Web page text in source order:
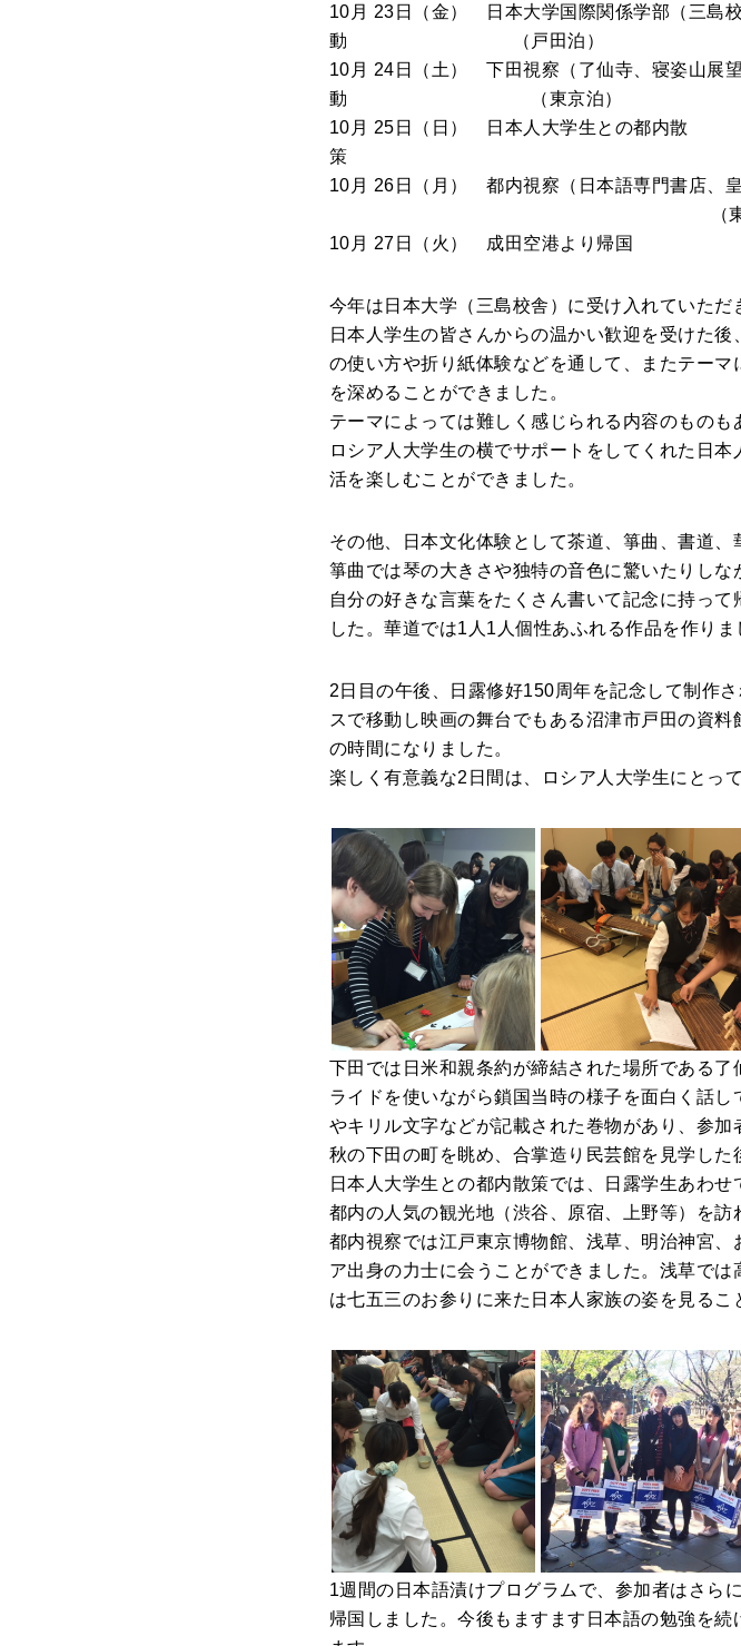
10月 23日（金） 日本大学国際関係学部（三島
動 （戸田泊）
10月 24日（土） 下田視察（了仙寺、寝姿山展
動 （東京泊）
10月 25日（日） 日本人大学生との都内散
策 （東
10月 26日（月） 都内視察（日本語専門書店、皇
（東京泊
10月 27日（火） 成田空港より帰国
今年は日本大学（三島校舎）に受け入れていただ
日本人学生の皆さんからの温かい歓迎を受けた
の使い方や折り紙体験などを通して、またテー
を深めることができました。
テーマによっては難しく感じられる内容のもの
ロシア人大学生の横でサポートをしてくれた日
活を楽しむことができました。
その他、日本文化体験として茶道、箏曲、書道
箏曲では琴の大きさや独特の音色に驚いたりし
自分の好きな言葉をたくさん書いて記念に持っ
した。華道では1人1人個性あふれる作品を作りま
2日目の午後、日露修好150周年を記念して制作
スで移動し映画の舞台でもある沼津市戸田の資
の時間になりました。
楽しく有意義な2日間は、ロシア人大学生にとっ
下田では日米和親条約が締結された場所である
ライドを使いながら鎖国当時の様子を面白く話
やキリル文字などが記載された巻物があり、参
秋の下田の町を眺め、合掌造り民芸館を見学した
日本人大学生との都内散策では、日露学生あわ
都内の人気の観光地（渋谷、原宿、上野等）を訪
都内視察では江戸東京博物館、浅草、明治神宮
ア出身の力士に会うことができました。浅草で
は七五三のお参りに来た日本人家族の姿を見るこ
1週間の日本語漬けプログラムで、参加者はさら
帰国しました。今後もますます日本語の勉強を